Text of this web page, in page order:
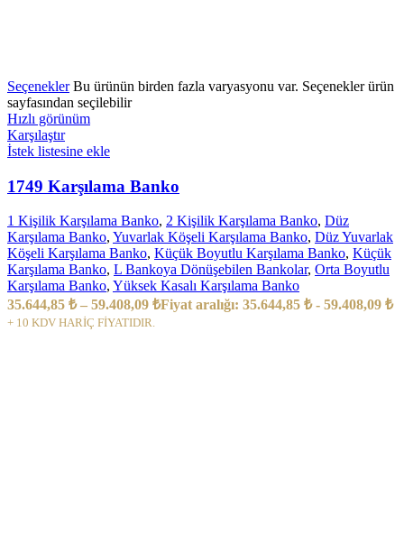
Seçenekler Bu ürünün birden fazla varyasyonu var. Seçenekler ürün
sayfasından seçilebilir
Hızlı görünüm
Karşılaştır
İstek listesine ekle
1749 Karşılama Banko
1 Kişilik Karşılama Banko, 2 Kişilik Karşılama Banko, Düz
Karşılama Banko, Yuvarlak Köşeli Karşılama Banko, Düz Yuvarlak
Köşeli Karşılama Banko, Küçük Boyutlu Karşılama Banko, Küçük
Karşılama Banko, L Bankoya Dönüşebilen Bankolar, Orta Boyutlu
Karşılama Banko, Yüksek Kasalı Karşılama Banko
35.644,85 ₺ – 59.408,09 ₺Fiyat aralığı: 35.644,85 ₺ - 59.408,09 ₺
+ 10 KDV HARİÇ FİYATIDIR.